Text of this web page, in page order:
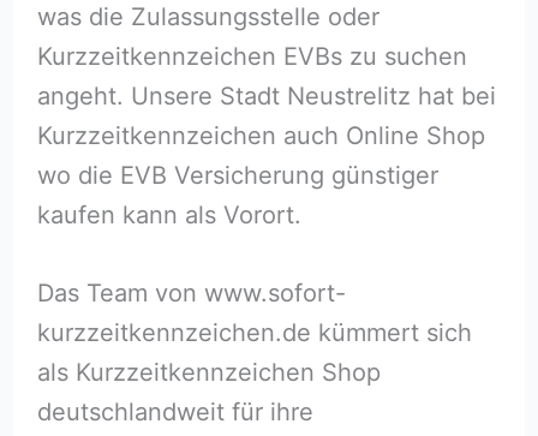
was die Zulassungsstelle oder
Kurzzeitkennzeichen EVBs zu suchen
angeht. Unsere Stadt Neustrelitz hat bei
Kurzzeitkennzeichen auch Online Shop
wo die EVB Versicherung günstiger
kaufen kann als Vorort.
Das Team von www.sofort-
kurzzeitkennzeichen.de kümmert sich
als Kurzzeitkennzeichen Shop
deutschlandweit für ihre